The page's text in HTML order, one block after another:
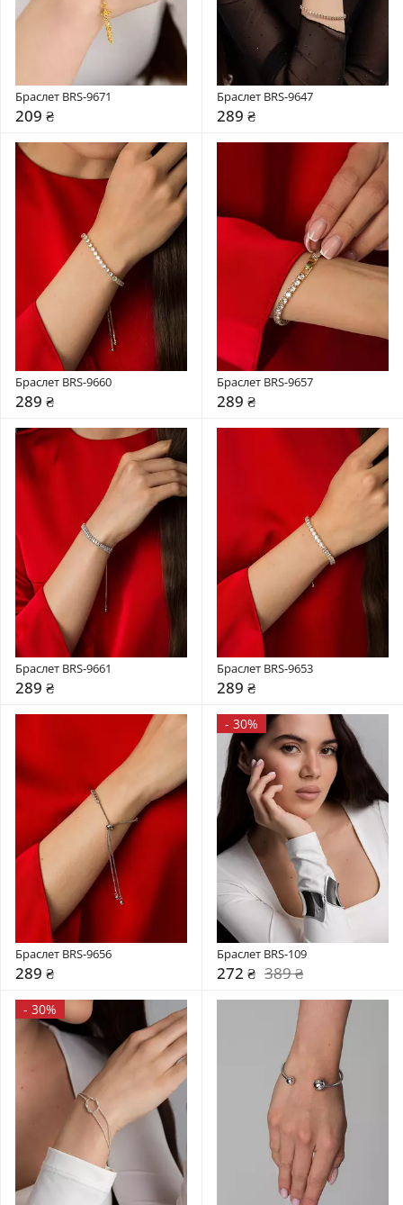
Браслет BRS-9671
209 ₴
Браслет BRS-9647
289 ₴
Браслет BRS-9660
289 ₴
Браслет BRS-9657
289 ₴
Браслет BRS-9661
289 ₴
Браслет BRS-9653
289 ₴
Браслет BRS-9656
289 ₴
- 30%
Браслет BRS-109
272 ₴ 389 ₴
- 30%